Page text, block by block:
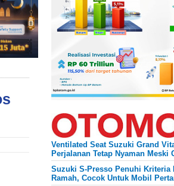
Ventilated Seat Suzuki Grand
Perjalanan Tetap Nyaman Meski
Suzuki S-Presso Penuhi Kriteria
Ramah, Cocok Untuk Mobil